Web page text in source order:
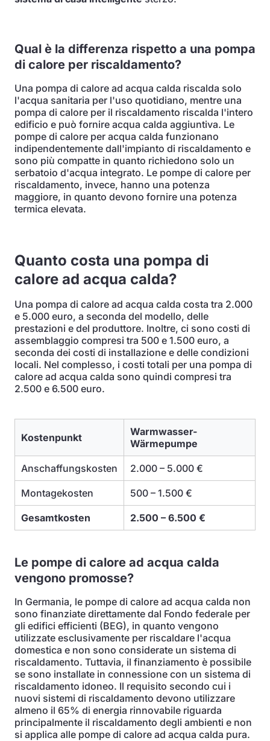
Qual è la differenza rispetto a una pompa
di calore per riscaldamento?
Una pompa di calore ad acqua calda riscalda solo
l'acqua sanitaria per l'uso quotidiano, mentre una
pompa di calore per il riscaldamento riscalda l'intero
edificio e può fornire acqua calda aggiuntiva. Le
pompe di calore per acqua calda funzionano
indipendentemente dall'impianto di riscaldamento e
sono più compatte in quanto richiedono solo un
serbatoio d'acqua integrato. Le pompe di calore per
riscaldamento, invece, hanno una potenza
maggiore, in quanto devono fornire una potenza
termica elevata.
Quanto costa una pompa di
calore ad acqua calda?
Una pompa di calore ad acqua calda costa tra 2.000
e 5.000 euro, a seconda del modello, delle
prestazioni e del produttore. Inoltre, ci sono costi di
assemblaggio compresi tra 500 e 1.500 euro, a
seconda dei costi di installazione e delle condizioni
locali. Nel complesso, i costi totali per una pompa di
calore ad acqua calda sono quindi compresi tra
2.500 e 6.500 euro.
Kostenpunkt
Warmwasser-
Wärmepumpe
Anschaffungskosten 2.000 – 5.000 €
Montagekosten 500 – 1.500 €
Gesamtkosten 2.500 – 6.500 €
Le pompe di calore ad acqua calda
vengono promosse?
In Germania, le pompe di calore ad acqua calda non
sono finanziate direttamente dal Fondo federale per
gli edifici efficienti (BEG), in quanto vengono
utilizzate esclusivamente per riscaldare l'acqua
domestica e non sono considerate un sistema di
riscaldamento. Tuttavia, il finanziamento è possibile
se sono installate in connessione con un sistema di
riscaldamento idoneo. Il requisito secondo cui i
nuovi sistemi di riscaldamento devono utilizzare
almeno il 65% di energia rinnovabile riguarda
principalmente il riscaldamento degli ambienti e non
si applica alle pompe di calore ad acqua calda pura.